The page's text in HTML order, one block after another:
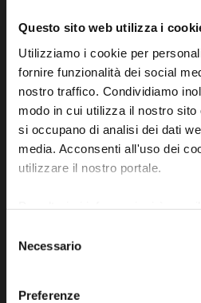
Questo sito web utilizza i
Utilizziamo i cookie per
fornire funzionalità dei social
nostro traffico. Condividiamo
modo in cui utilizza il nostro
si occupano di analisi dei dati
media. Acconsenti all'uso dei
utilizzare il nostro portale.
delNecessario
Preferenze
Sito ufficiale di
dell'Unione dei Comuni
Piazza della